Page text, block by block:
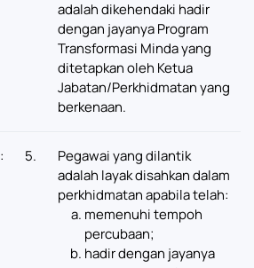
adalah dikehendaki hadir
dengan jayanya Program
Transformasi Minda yang
ditetapkan oleh Ketua
Jabatan/Perkhidmatan yang
berkenaan.
: 5.
Pegawai yang dilantik
adalah layak disahkan dalam
perkhidmatan apabila telah:
memenuhi tempoh
percubaan;
hadir dengan jayanya